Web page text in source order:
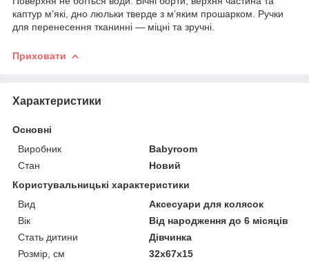
каптур м’які, дно люльки тверде з м’яким прошарком. Ручки
для перенесення тканинні — міцні та зручні.
Приховати
Характеристики
Основні
Виробник
Babyroom
Стан
Новий
Користувальницькі характеристики
Вид
Аксесуари для колясок
Вік
Від народження до 6 місяців
Стать дитини
Дівчинка
Розмір, см
32х67х15